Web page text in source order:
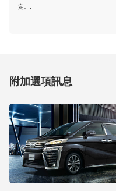
定。.
附加選項訊息